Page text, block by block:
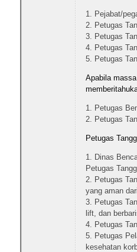
Pejabat/
Petugas
Petugas
Petugas
Petugas
Apabila
Petugas
Petugas
Petugas
Dinas
Petugas
Petugas
yang aman
Petugas
lift, dan
Petugas
Petugas
kesehatan